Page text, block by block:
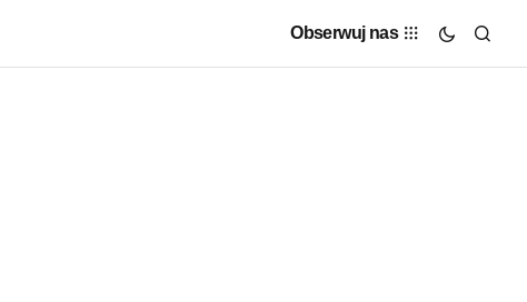
Obserwuj nas